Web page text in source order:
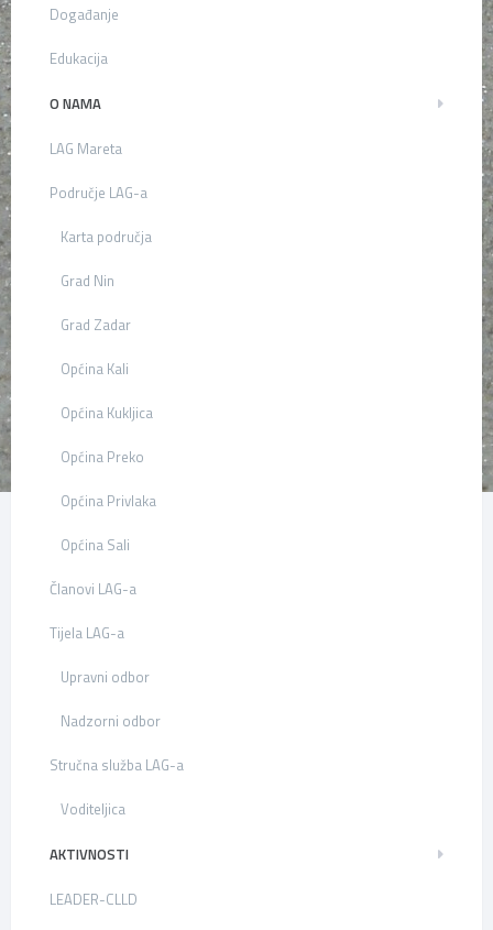
Događanje
Edukacija
O NAMA
LAG Mareta
Područje LAG-a
Karta područja
Grad Nin
Grad Zadar
Općina Kali
Općina Kukljica
Općina Preko
Općina Privlaka
Općina Sali
Članovi LAG-a
Tijela LAG-a
Upravni odbor
Nadzorni odbor
Stručna služba LAG-a
Voditeljica
AKTIVNOSTI
LEADER-CLLD